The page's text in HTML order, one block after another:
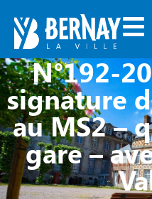
N°192-
signature
au MS2 –
gare –